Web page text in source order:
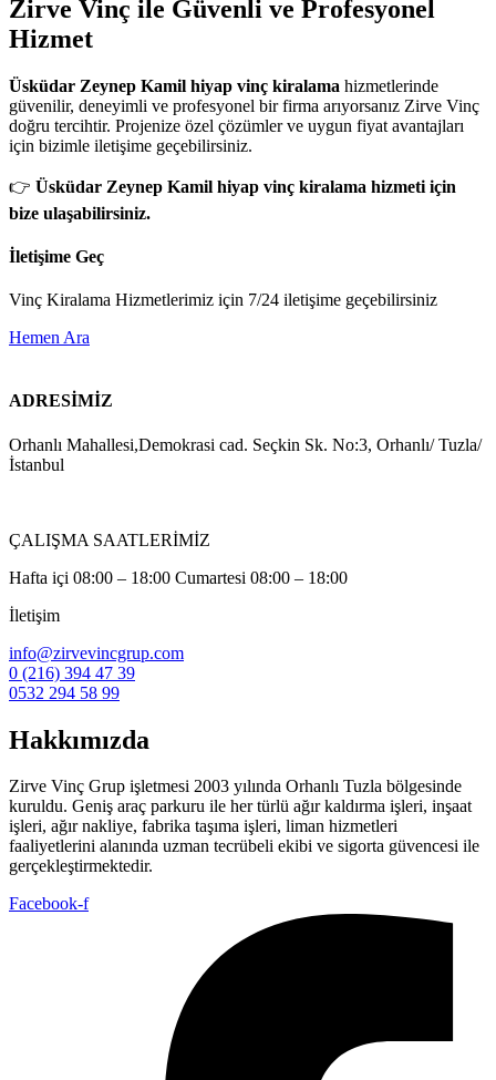
Zirve Vinç ile Güvenli ve Profesyonel
Hizmet
Üsküdar Zeynep Kamil hiyap vinç kiralama hizmetlerinde
güvenilir, deneyimli ve profesyonel bir firma arıyorsanız Zirve Vinç
doğru tercihtir. Projenize özel çözümler ve uygun fiyat avantajları
için bizimle iletişime geçebilirsiniz.
👉 Üsküdar Zeynep Kamil hiyap vinç kiralama hizmeti için
bize ulaşabilirsiniz.
İletişime Geç
Vinç Kiralama Hizmetlerimiz için 7/24 iletişime geçebilirsiniz
Hemen Ara
ADRESİMİZ
Orhanlı Mahallesi,Demokrasi cad. Seçkin Sk. No:3, Orhanlı/ Tuzla/
İstanbul
ÇALIŞMA SAATLERİMİZ
Hafta içi 08:00 – 18:00 Cumartesi 08:00 – 18:00
İletişim
info@zirvevincgrup.com
0 (216) 394 47 39
0532 294 58 99
Hakkımızda
Zirve Vinç Grup işletmesi 2003 yılında Orhanlı Tuzla bölgesinde
kuruldu. Geniş araç parkuru ile her türlü ağır kaldırma işleri, inşaat
işleri, ağır nakliye, fabrika taşıma işleri, liman hizmetleri
faaliyetlerini alanında uzman tecrübeli ekibi ve sigorta güvencesi ile
gerçekleştirmektedir.
Facebook-f